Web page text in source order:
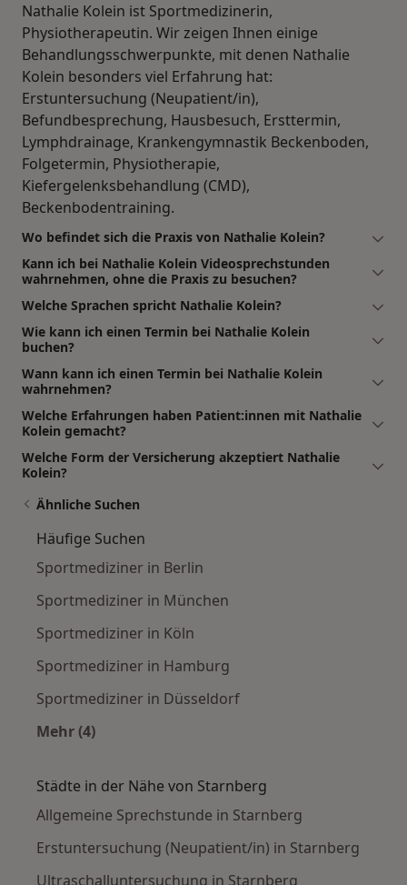
Nathalie Kolein ist Sportmedizinerin,
Physiotherapeutin. Wir zeigen Ihnen einige
Behandlungsschwerpunkte, mit denen Nathalie
Kolein besonders viel Erfahrung hat:
Erstuntersuchung (Neupatient/in),
Befundbesprechung, Hausbesuch, Ersttermin,
Lymphdrainage, Krankengymnastik Beckenboden,
Folgetermin, Physiotherapie,
Kiefergelenksbehandlung (CMD),
Beckenbodentraining.
Wo befindet sich die Praxis von Nathalie Kolein?
Kann ich bei Nathalie Kolein Videosprechstunden
wahrnehmen, ohne die Praxis zu besuchen?
Welche Sprachen spricht Nathalie Kolein?
Wie kann ich einen Termin bei Nathalie Kolein
buchen?
Wann kann ich einen Termin bei Nathalie Kolein
wahrnehmen?
Welche Erfahrungen haben Patient:innen mit Nathalie
Kolein gemacht?
Welche Form der Versicherung akzeptiert Nathalie
Kolein?
Ähnliche Suchen
Häufige Suchen
Sportmediziner in Berlin
Sportmediziner in München
Sportmediziner in Köln
Sportmediziner in Hamburg
Sportmediziner in Düsseldorf
Mehr (4)
Städte in der Nähe von Starnberg
Allgemeine Sprechstunde in Starnberg
Erstuntersuchung (Neupatient/in) in Starnberg
Ultraschalluntersuchung in Starnberg